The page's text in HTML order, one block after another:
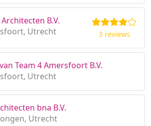
B.V.
Utrecht
3 reviews
Team 4 Amersfoort B.V.
Utrecht
bna B.V.
Utrecht